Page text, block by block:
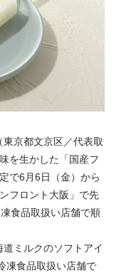
京都文京区／代表取
を生かした「国産フ
で6月6日（金）から
フロント大阪」で先
食品取扱い店舗で順
ミルクのソフトアイ
凍食品取扱い店舗で